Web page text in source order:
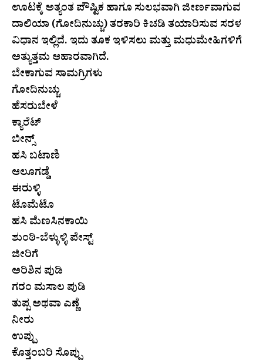
ಊಟಕ್ಕೆ ಅತ್ಯಂತ ಪೌಷ್ಟಿಕ ಹಾಗೂ ಸುಲಭವಾಗಿ ಜೀರ್ಣವಾಗುವ
ದಾಲಿಯಾ (ಗೋದಿನುಚ್ಚು) ತರಕಾರಿ ಕಿಚಡಿ ತಯಾರಿಸುವ ಸರಳ
ವಿಧಾನ ಇಲ್ಲಿದೆ. ಇದು ತೂಕ ಇಳಿಸಲು ಮತ್ತು ಮಧುಮೇಹಿಗಳಿಗೆ
ಅತ್ಯುತ್ತಮ ಆಹಾರವಾಗಿದೆ.
ಬೇಕಾಗುವ ಸಾಮಗ್ರಿಗಳು
ಗೋದಿನುಚ್ಚು
ಹೆಸರುಬೇಳೆ
ಕ್ಯಾರೆಟ್
ಬೀನ್ಸ್
ಹಸಿ ಬಟಾಣಿ
ಆಲೂಗಡ್ಡೆ
ಈರುಳ್ಳಿ
ಟೊಮೆಟೊ
ಹಸಿ ಮೆಣಸಿನಕಾಯಿ
ಶುಂಠಿ-ಬೆಳ್ಳುಳ್ಳಿ ಪೇಸ್ಟ್
ಜೀರಿಗೆ
ಅರಿಶಿನ ಪುಡಿ
ಗರಂ ಮಸಾಲ ಪುಡಿ
ತುಪ್ಪ ಅಥವಾ ಎಣ್ಣೆ
ನೀರು
ಉಪ್ಪು
ಕೊತ್ತಂಬರಿ ಸೊಪ್ಪು